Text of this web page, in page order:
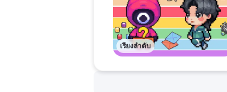
เรียงลำดับ